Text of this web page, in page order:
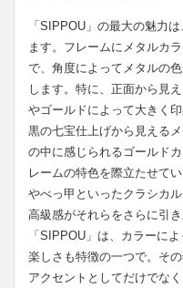
「SIPPOU」の最大の魅力
ます。フレームにメタルカ
で、角度によってメタルの
します。特に、正面から見
やゴールドによって大きく
黒の七宝仕上げから見える
の中に感じられるゴールド
レームの特色を際立たせて
やべっ甲といったクラシカ
高級感がそれらをさらに引き
「SIPPOU」は、カラーに
楽しさも特徴の一つで。そ
アクセントとしてだけでな